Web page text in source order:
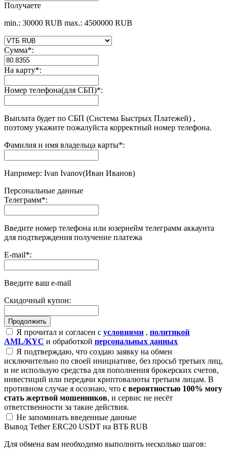
Получаете
min.: 30000 RUB max.: 4500000 RUB
Сумма*:
На карту*:
Номер телефона(для СБП)*:
Выплата будет по СБП (Система Быстрых Платежей) ,
поэтому укажите пожалуйста корректный номер телефона.
Фамилия и имя владельца карты*:
Например: Ivan Ivanov(Иван Иванов)
Персональные данные
Телеграмм*:
Введите номер телефона или юзернейм телеграмм аккаунта
для подтверждения получение платежа
E-mail*:
Введите ваш e-mail
Скидочный купон:
Я прочитал и согласен с условиями , политикой
AML/KYC и обработкой персональных данных
Я подтверждаю, что создаю заявку на обмен
исключительно по своей инициативе, без просьб третьих лиц,
и не использую средства для пополнения брокерских счетов,
инвестиций или передачи криптовалюты третьим лицам. В
противном случае я осознаю, что с вероятностью 100% могу
стать жертвой мошенников, и сервис не несёт
ответственности за такие действия.
Не запоминать введенные данные
Вывод Tether ERC20 USDT на ВТБ RUB
Для обмена вам необходимо выполнить несколько шагов: